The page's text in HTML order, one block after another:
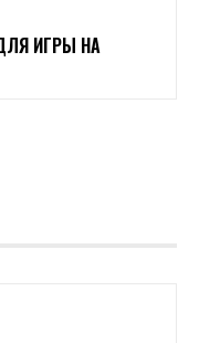
ИГРЫ НА